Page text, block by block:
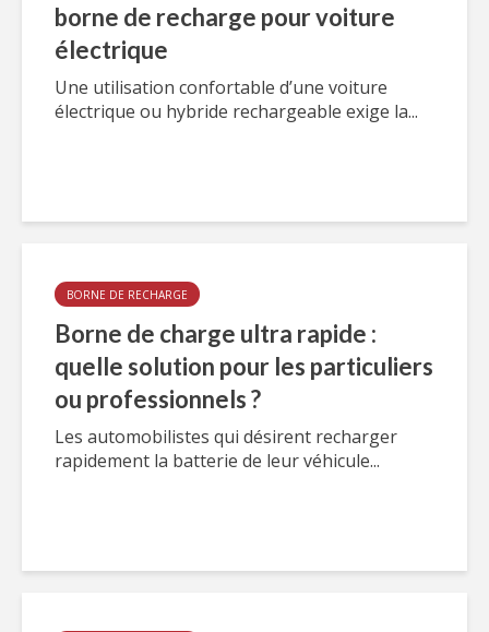
borne de recharge pour voiture
électrique
Une utilisation confortable d’une voiture
électrique ou hybride rechargeable exige la...
BORNE DE RECHARGE
Borne de charge ultra rapide :
quelle solution pour les particuliers
ou professionnels ?
Les automobilistes qui désirent recharger
rapidement la batterie de leur véhicule...